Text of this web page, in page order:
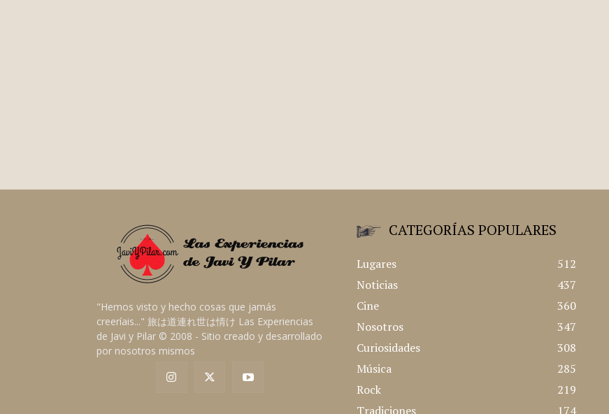
"Hemos visto y hecho cosas que jamás
creeríais..." 旅は道連れ世は情け Las Experiencias
de Javi y Pilar © 2008 - Sitio creado y desarrollado
por nosotros mismos
CATEGORÍAS POPULARES
Lugares
512
Noticias
437
Cine
360
Nosotros
347
Curiosidades
308
Música
285
Rock
219
Tradiciones
174